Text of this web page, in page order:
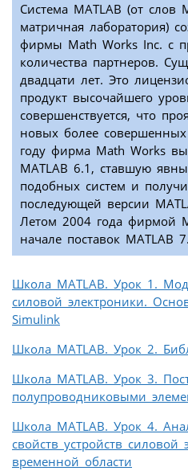
Система MATLAB (от
матричная лаборатория)
фирмы Math Works Inc. с
количества партнеров.
двадцати лет. Это
продукт высочайшего
совершенствуется, что
новых более
году фирма Math Works
MATLAB 6.1, ставшую
подобных систем и
последующей версии
Летом 2004 года фирмой
начале поставок MATLAB
Школа MATLAB. Урок 1.
силовой электроники.
Simulink
Школа MATLAB. Урок 2.
Школа MATLAB. Урок 3.
полупроводниковыми
Школа MATLAB. Урок 4.
свойств устройств силовой
временной области